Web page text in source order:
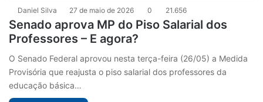
Daniel Silva 27 de maio de 2026 0 21.656
Senado aprova MP do Piso Salarial dos
Professores – E agora?
O Senado Federal aprovou nesta terça-feira (26/05) a Medida
Provisória que reajusta o piso salarial dos professores da
educação básica…